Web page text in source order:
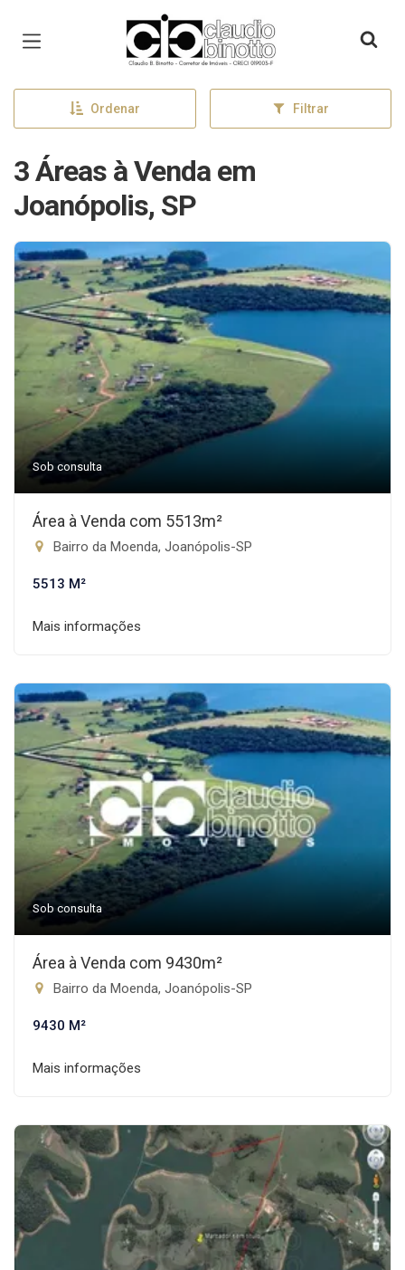
Página inicial
Ordenar Filtrar
3 Áreas à Venda em
Joanópolis, SP
Sob consulta
Área à Venda com 5513m²
Bairro da Moenda, Joanópolis-SP
5513 M²
Mais informações
Sob consulta
Área à Venda com 9430m²
Bairro da Moenda, Joanópolis-SP
9430 M²
Mais informações